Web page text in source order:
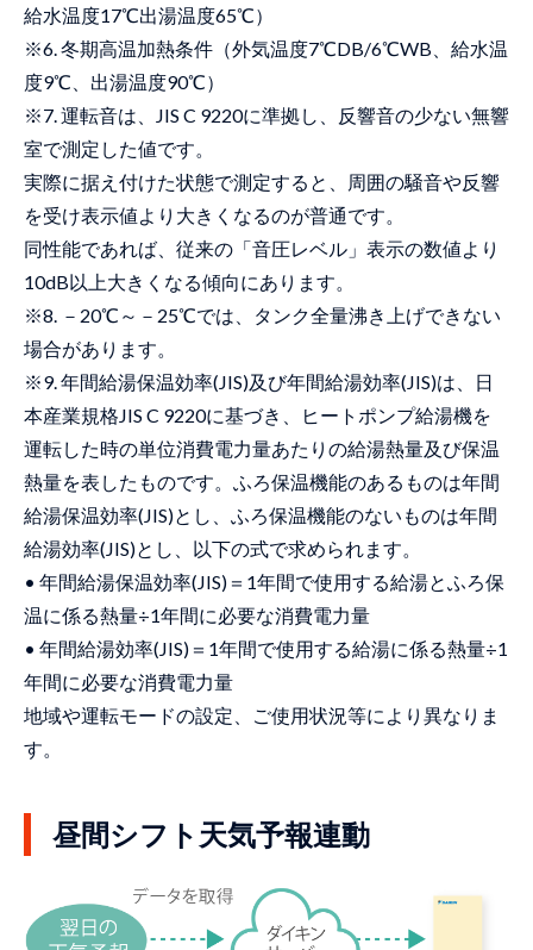
給水温度17℃出湯温度65℃）
※6. 冬期高温加熱条件（外気温度7℃DB/6℃WB、給水温
度9℃、出湯温度90℃）
※7. 運転音は、JIS C 9220に準拠し、反響音の少ない無響
室で測定した値です。
実際に据え付けた状態で測定すると、周囲の騒音や反響
を受け表示値より大きくなるのが普通です。
同性能であれば、従来の「音圧レベル」表示の数値より
10dB以上大きくなる傾向にあります。
※8. －20℃～－25℃では、タンク全量沸き上げできない
場合があります。
※9. 年間給湯保温効率(JIS)及び年間給湯効率(JIS)は、日
本産業規格JIS C 9220に基づき、ヒートポンプ給湯機を
運転した時の単位消費電力量あたりの給湯熱量及び保温
熱量を表したものです。ふろ保温機能のあるものは年間
給湯保温効率(JIS)とし、ふろ保温機能のないものは年間
給湯効率(JIS)とし、以下の式で求められます。
• 年間給湯保温効率(JIS)＝1年間で使用する給湯とふろ保
温に係る熱量÷1年間に必要な消費電力量
• 年間給湯効率(JIS)＝1年間で使用する給湯に係る熱量÷1
年間に必要な消費電力量
地域や運転モードの設定、ご使用状況等により異なりま
す。
昼間シフト天気予報連動